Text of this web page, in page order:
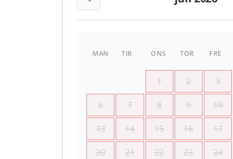
MAN TIR ONS TOR FRE
1 2 3
6 7 8 9 10
13 14 15 16 17
20 21 22 23 24